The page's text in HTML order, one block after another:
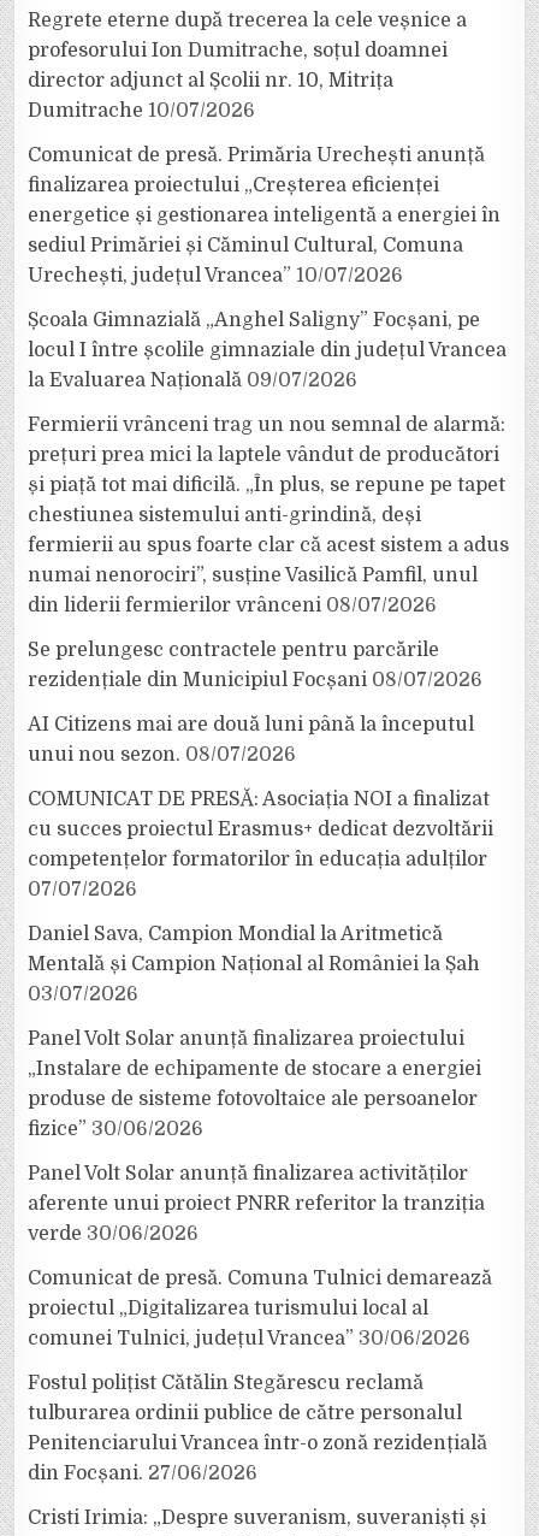
Regrete eterne după trecerea la cele veșnice a
profesorului Ion Dumitrache, soțul doamnei
director adjunct al Școlii nr. 10, Mitrița
Dumitrache 10/07/2026
Comunicat de presă. Primăria Urechești anunță
finalizarea proiectului „Creșterea eficienței
energetice și gestionarea inteligentă a energiei în
sediul Primăriei și Căminul Cultural, Comuna
Urechești, județul Vrancea” 10/07/2026
Școala Gimnazială „Anghel Saligny” Focșani, pe
locul I între școlile gimnaziale din județul Vrancea
la Evaluarea Națională 09/07/2026
Fermierii vrânceni trag un nou semnal de alarmă:
prețuri prea mici la laptele vândut de producători
și piață tot mai dificilă. „În plus, se repune pe tapet
chestiunea sistemului anti-grindină, deși
fermierii au spus foarte clar că acest sistem a adus
numai nenorociri”, susține Vasilică Pamfil, unul
din liderii fermierilor vrânceni 08/07/2026
Se prelungesc contractele pentru parcările
rezidențiale din Municipiul Focșani 08/07/2026
AI Citizens mai are două luni până la începutul
unui nou sezon. 08/07/2026
COMUNICAT DE PRESĂ: Asociația NOI a finalizat
cu succes proiectul Erasmus+ dedicat dezvoltării
competențelor formatorilor în educația adulților
07/07/2026
Daniel Sava, Campion Mondial la Aritmetică
Mentală și Campion Național al României la Șah
03/07/2026
Panel Volt Solar anunță finalizarea proiectului
„Instalare de echipamente de stocare a energiei
produse de sisteme fotovoltaice ale persoanelor
fizice” 30/06/2026
Panel Volt Solar anunță finalizarea activităților
aferente unui proiect PNRR referitor la tranziția
verde 30/06/2026
Comunicat de presă. Comuna Tulnici demarează
proiectul „Digitalizarea turismului local al
comunei Tulnici, județul Vrancea” 30/06/2026
Fostul polițist Cătălin Stegărescu reclamă
tulburarea ordinii publice de către personalul
Penitenciarului Vrancea într-o zonă rezidențială
din Focșani. 27/06/2026
Cristi Irimia: „Despre suveranism, suveraniști și